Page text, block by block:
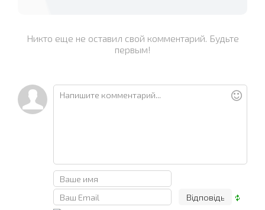
Никто еще не оставил свой комментарий. Будьте
первым!